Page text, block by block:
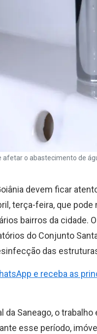
o abastecimento de
devem ficar
terça-feira, que
bairros da cidade.
do Conjunto
das
e receba as
Saneago, o
esse período,